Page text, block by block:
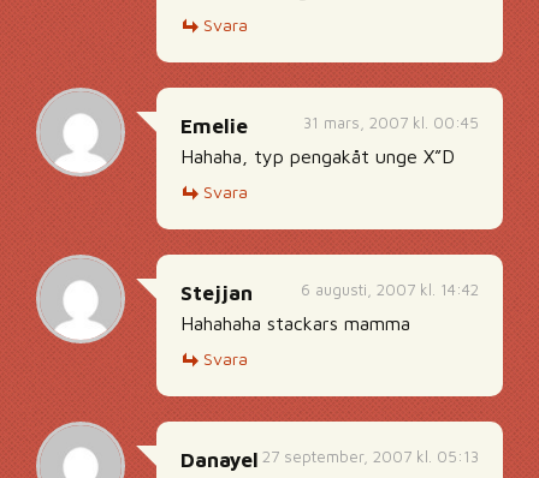
Svara
31 mars, 2007 kl. 00:45
Emelie
Hahaha, typ pengakåt unge X”D
Svara
6 augusti, 2007 kl. 14:42
Stejjan
Hahahaha stackars mamma
Svara
27 september, 2007 kl. 05:13
Danayel